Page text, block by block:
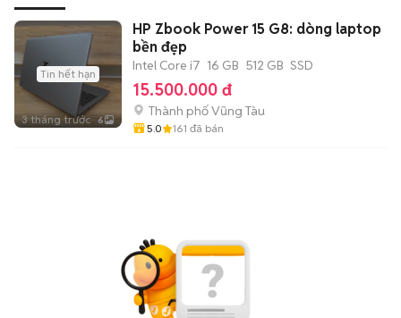
Tin hết hạn
3 tháng trước 6
HP Zbook Power 15 G8: dòng laptop
bền đẹp
Intel Core i7 16 GB 512 GB SSD
15.500.000 đ
Thành phố Vũng Tàu
5.0 161 đã bán